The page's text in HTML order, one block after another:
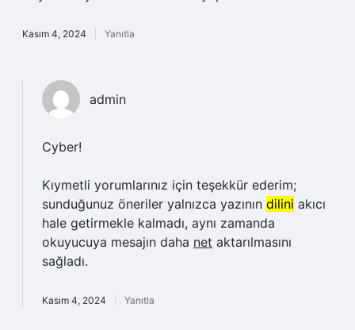
Kasım 4, 2024 Yanıtla
admin
Cyber!
Kıymetli yorumlarınız için teşekkür ederim;
sunduğunuz öneriler yalnızca yazının dilini akıcı
hale getirmekle kalmadı, aynı zamanda
okuyucuya mesajın daha net aktarılmasını
sağladı.
Kasım 4, 2024 Yanıtla